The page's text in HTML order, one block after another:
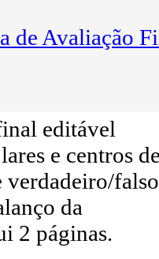
de Avaliação
editável
e centros
verdadeiro/falso
da
2 páginas.